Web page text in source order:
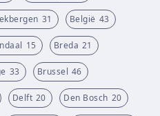
31 België 43
15 Breda 21
33 Brussel 46
Delft 20 Den Bosch 20